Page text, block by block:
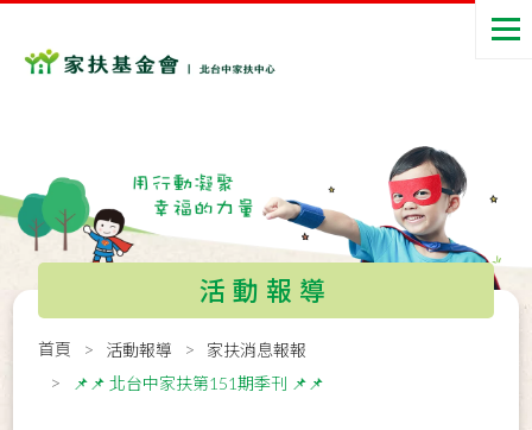
活動報導
首頁 活動報導
家扶消息報報
📌📌 北台中家扶第151期季刊 📌📌